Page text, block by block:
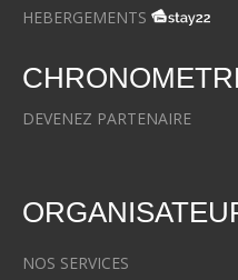
HEBERGEMENTS
DEVENEZ PARTENAIRE
NOS SERVICES